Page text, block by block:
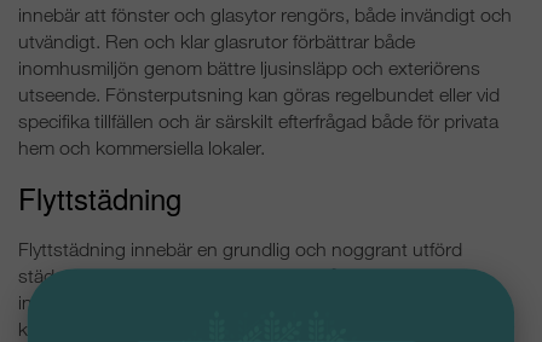
innebär att fönster och glasytor rengörs, både invändigt och
utvändigt. Ren och klar glasrutor förbättrar både
inomhusmiljön genom bättre ljusinsläpp och exteriörens
utseende. Fönsterputsning kan göras regelbundet eller vid
specifika tillfällen och är särskilt efterfrågad både för privata
hem och kommersiella lokaler.
Flyttstädning
Flyttstädning innebär en grundlig och noggrant utförd
städning av en bostad eller lokal när någon flyttar ut. Det
innebär att alla ytor ska rengöras från golv till tak, inklusive
kök, badrum, fönster och eventuella vitvaror. Flyttstädning är